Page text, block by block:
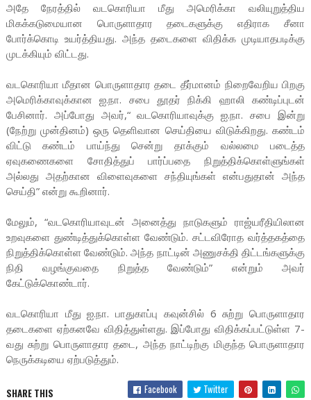
அதே நேரத்தில் வடகொரியா மீது அமெரிக்கா வலியுறுத்திய
மிகக்கடுமையான பொருளாதார தடைகளுக்கு எதிராக சீனா
போர்க்கொடி உயர்த்தியது. அந்த தடைகளை விதிக்க முடியாதபடிக்கு
முடக்கியும் விட்டது.
வடகொரியா மீதான பொருளாதார தடை தீர்மானம் நிறைவேறிய பிறகு
அமெரிக்காவுக்கான ஐ.நா. சபை தூதர் நிக்கி ஹாலி கண்டிப்புடன்
பேசினார். அப்போது அவர்,“ வடகொரியாவுக்கு ஐ.நா. சபை இன்று
(நேற்று முன்தினம்) ஒரு தெளிவான செய்தியை விடுக்கிறது. கண்டம்
விட்டு கண்டம் பாய்ந்து சென்று தாக்கும் வல்லமை படைத்த
ஏவுகணைகளை சோதித்துப் பார்ப்பதை நிறுத்திக்கொள்ளுங்கள்
அல்லது அதற்கான விளைவுகளை சந்தியுங்கள் என்பதுதான் அந்த
செய்தி” என்று கூறினார்.
மேலும், “வடகொரியாவுடன் அனைத்து நாடுகளும் ராஜ்யரீதியிலான
உறவுகளை துண்டித்துக்கொள்ள வேண்டும். சட்டவிரோத வர்த்தகத்தை
நிறுத்திக்கொள்ள வேண்டும். அந்த நாட்டின் அணுசக்தி திட்டங்களுக்கு
நிதி வழங்குவதை நிறுத்த வேண்டும்” என்றும் அவர்
கேட்டுக்கொண்டார்.
வடகொரியா மீது ஐ.நா. பாதுகாப்பு கவுன்சில் 6 சுற்று பொருளாதார
தடைகளை ஏற்கனவே விதித்துள்ளது. இப்போது விதிக்கப்பட்டுள்ள 7-
வது சுற்று பொருளாதார தடை, அந்த நாட்டிற்கு மிகுந்த பொருளாதார
நெருக்கடியை ஏற்படுத்தும்.
SHARE THIS Facebook Twitter